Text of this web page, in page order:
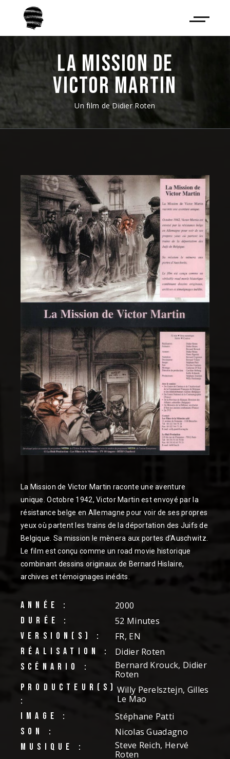
LA MISSION DE
VICTOR MARTIN
Un film de Didier Roten
La Mission de Victor Martin raconte une aventure
unique. Octobre 1942, Victor Martin est envoyé par la
résistance belge en Allemagne pour voir de ses propres
yeux où partent les trains de la déportation des Juifs de
Belgique. Sa mission le mènera aux portes d’Auschwitz.
Le film est conçu comme un road movie historique
combinant dessins originaux de Bernard Hislaire,
archives et témoignages inédits.
ANNÉE : 2000
DURÉE : 52 Minutes
VERSION(S) : FR, EN
RÉALISATION : Didier Roten
SCÉNARIO :
Bernard Krouck, Didier
Roten
PRODUCTEUR(S)
:
Willy Perelsztejn, Gilles
Le Mao
IMAGE : Stéphane Patti
SON : Nicolas Guadagno
MUSIQUE :
Steve Reich, Hervé
Roten